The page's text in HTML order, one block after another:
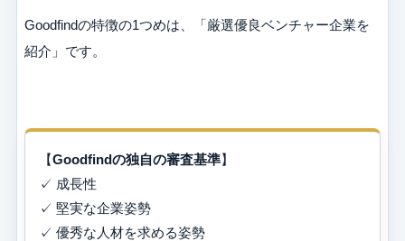
Goodfindの特徴の1つめは、「厳選優良ベンチャー企業を
紹介」です。
【Goodfindの独自の審査基準】
✓ 成長性
✓ 堅実な企業姿勢
✓ 優秀な人材を求める姿勢